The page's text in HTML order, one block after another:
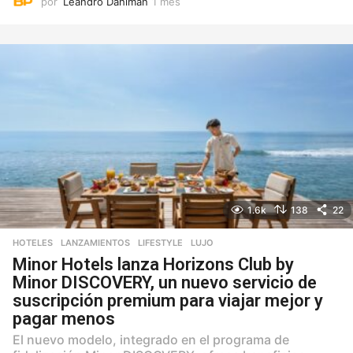
s
1.6k 138 22
HOTELES ,LANZAMIENTOS ,LIFESTYLE ,LUJO
Minor Hotels lanza Horizons Club by
Minor DISCOVERY, un nuevo servicio de
suscripción premium para viajar mejor y
pagar menos
El nuevo modelo, integrado en el programa de